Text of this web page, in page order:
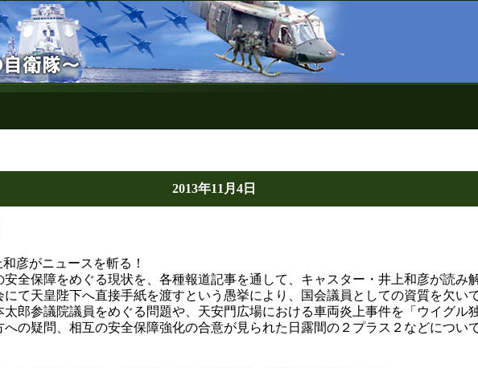
2013年11月4日
彦がニュースを斬る！
安全保障をめぐる現状を、各種報道記事を通して、キャスター・井上和彦が読み
にて天皇陛下へ直接手紙を渡すという愚挙により、国会議員としての資質を欠い
太郎参議院議員をめぐる問題や、天安門広場における車両炎上事件を「ウイグル
への疑問、相互の安全保障強化の合意が見られた日露間の２プラス２などについ